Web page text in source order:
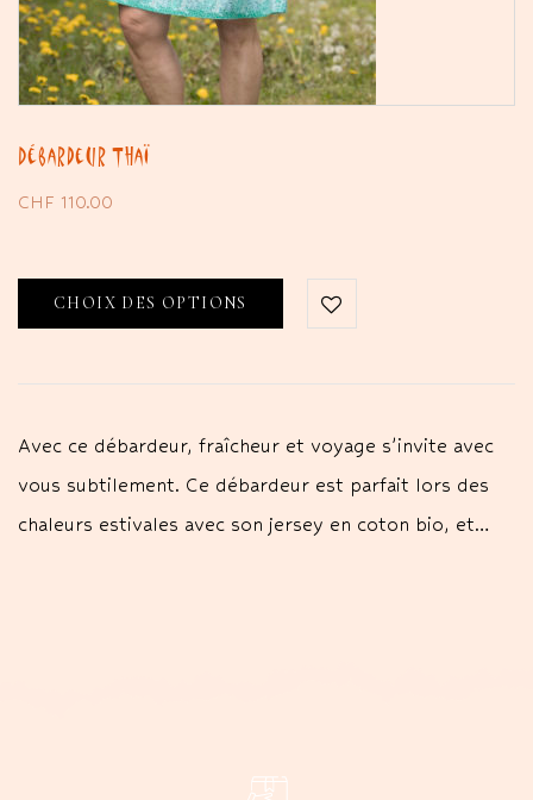
Débardeur Thaï
CHF 110.00
CHOIX DES OPTIONS
Avec ce débardeur, fraîcheur et voyage s’invite avec
vous subtilement. Ce débardeur est parfait lors des
chaleurs estivales avec son jersey en coton bio, et…